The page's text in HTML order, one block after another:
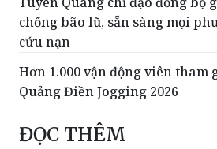
chống bão lũ, sẵn sàng mọi
cứu nạn
Hơn 1.000 vận động viên tham
Quảng Điền Jogging 2026
ĐỌC THÊM